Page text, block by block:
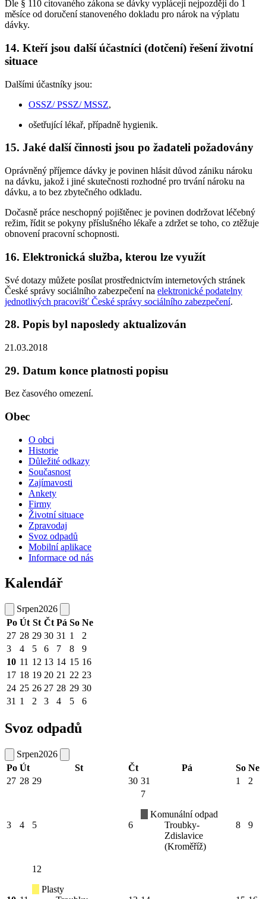
Dle § 110 citovaného zákona se dávky vyplácejí nejpozději do 1
měsíce od doručení stanoveného dokladu pro nárok na výplatu
dávky.
14. Kteří jsou další účastníci (dotčení) řešení životní
situace
Dalšími účastníky jsou:
OSSZ/ PSSZ/ MSSZ,
ošetřující lékař, případně hygienik.
15. Jaké další činnosti jsou po žadateli požadovány
Oprávněný příjemce dávky je povinen hlásit důvod zániku nároku
na dávku, jakož i jiné skutečnosti rozhodné pro trvání nároku na
dávku, a to bez zbytečného odkladu.
Dočasně práce neschopný pojištěnec je povinen dodržovat léčebný
režim, řídit se pokyny příslušného lékaře a zdržet se toho, co ztěžuje
obnovení pracovní schopnosti.
16. Elektronická služba, kterou lze využít
Své dotazy můžete posílat prostřednictvím internetových stránek
České správy sociálního zabezpečení na elektronické podatelny
jednotlivých pracovišť České správy sociálního zabezpečení.
28. Popis byl naposledy aktualizován
21.03.2018
29. Datum konce platnosti popisu
Bez časového omezení.
Obec
O obci
Historie
Důležité odkazy
Současnost
Zajímavosti
Ankety
Firmy
Životní situace
Zpravodaj
Svoz odpadů
Mobilní aplikace
Informace od nás
Kalendář
Srpen2026
Po Út St Čt Pá So Ne
27 28 29 30 31 1
2
3
4 5 6 7 8
9
10 11 12 13 14 15 16
17 18 19 20 21 22 23
24 25 26 27 28 29 30
31 1 2 3 4 5 6
Svoz odpadů
Srpen2026
Po Út St Čt Pá So Ne
27 28 29 30 31 1 2
3 4 5 6
7
Komunální odpad
Troubky-
Zdislavice
(Kroměříž)
8 9
12
Plasty